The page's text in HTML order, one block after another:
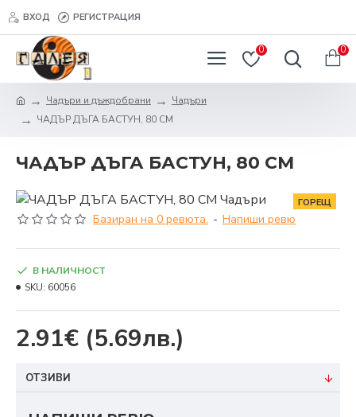
ВХОД РЕГИСТРАЦИЯ
0 0
Чадъри и дъждобрани
Чадъри
ЧАДЪР ДЪГА БАСТУН, 80 СМ
ЧАДЪР ДЪГА БАСТУН, 80 СМ
ГОРЕЩ
Базиран на 0 ревюта. - Напиши ревю
2.91€ (5.69лв.)
В НАЛИЧНОСТ
SKU: 60056
ОТЗИВИ